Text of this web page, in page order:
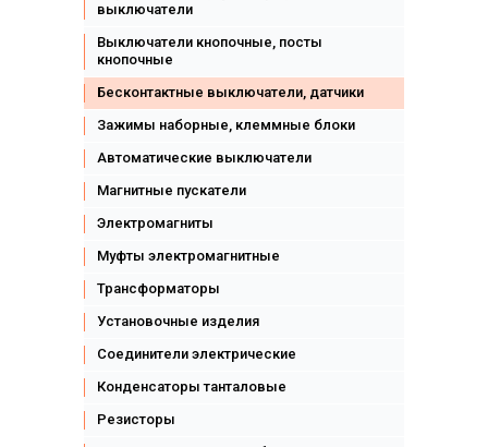
выключатели
Выключатели кнопочные, посты
кнопочные
Бесконтактные выключатели, датчики
Зажимы наборные, клеммные блоки
Автоматические выключатели
Магнитные пускатели
Электромагниты
Муфты электромагнитные
Трансформаторы
Установочные изделия
Соединители электрические
Конденсаторы танталовые
Резисторы